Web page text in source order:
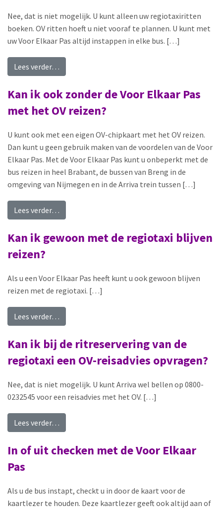
Nee, dat is niet mogelijk. U kunt alleen uw regiotaxiritten
boeken. OV ritten hoeft u niet vooraf te plannen. U kunt met
uw Voor Elkaar Pas altijd instappen in elke bus. […]
Lees verder…
Kan ik ook zonder de Voor Elkaar Pas
met het OV reizen?
U kunt ook met een eigen OV-chipkaart met het OV reizen.
Dan kunt u geen gebruik maken van de voordelen van de Voor
Elkaar Pas. Met de Voor Elkaar Pas kunt u onbeperkt met de
bus reizen in heel Brabant, de bussen van Breng in de
omgeving van Nijmegen en in de Arriva trein tussen […]
Lees verder…
Kan ik gewoon met de regiotaxi blijven
reizen?
Als u een Voor Elkaar Pas heeft kunt u ook gewoon blijven
reizen met de regiotaxi. […]
Lees verder…
Kan ik bij de ritreservering van de
regiotaxi een OV-reisadvies opvragen?
Nee, dat is niet mogelijk. U kunt Arriva wel bellen op 0800-
0232545 voor een reisadvies met het OV. […]
Lees verder…
In of uit checken met de Voor Elkaar
Pas
Als u de bus instapt, checkt u in door de kaart voor de
kaartlezer te houden. Deze kaartlezer geeft ook altijd aan of